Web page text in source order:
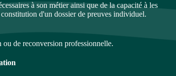
à son métier ainsi que de la capacité à les
d'un dossier de preuves individuel.
ou de reconversion professionnelle.